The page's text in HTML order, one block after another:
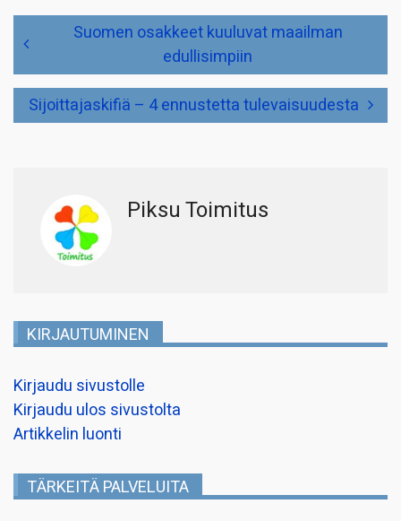
selaus
Suomen osakkeet kuuluvat maailman
edullisimpiin
Sijoittajaskifiä – 4 ennustetta tulevaisuudesta
Piksu Toimitus
KIRJAUTUMINEN
Kirjaudu sivustolle
Kirjaudu ulos sivustolta
Artikkelin luonti
TÄRKEITÄ PALVELUITA